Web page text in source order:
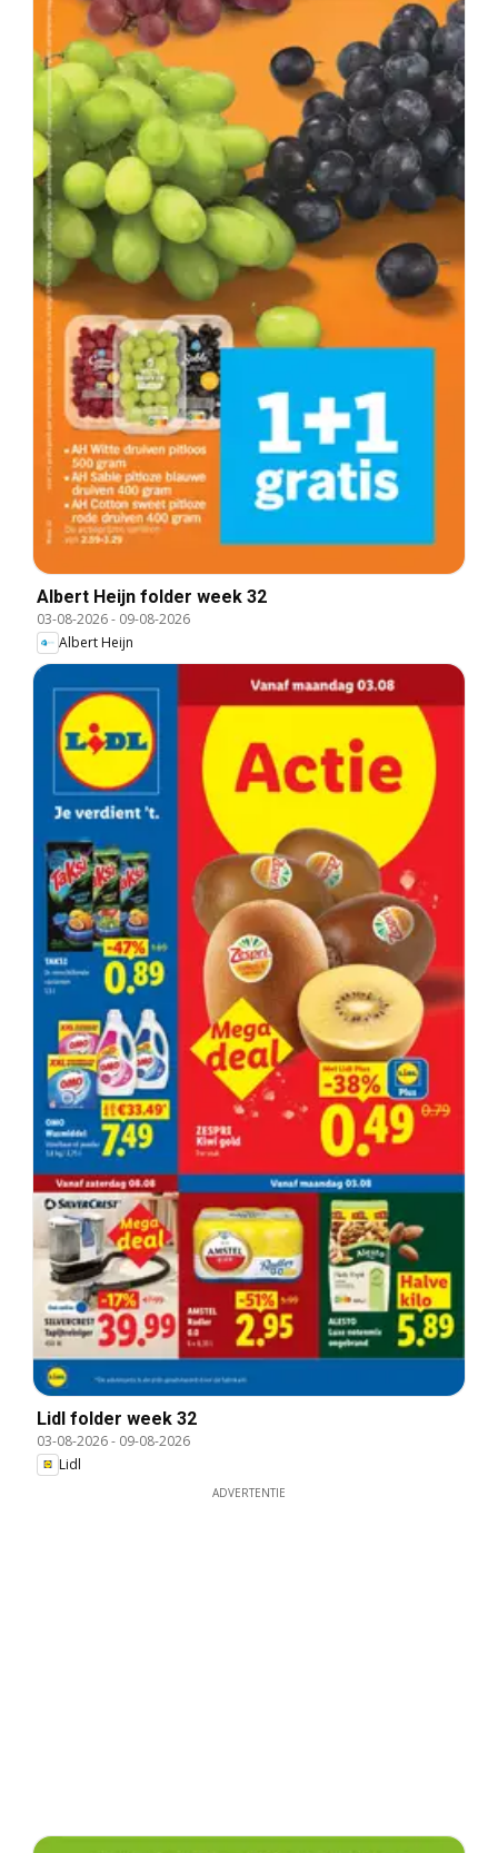
Albert Heijn folder week 32
03-08-2026- 09-08-2026
Albert Heijn
Lidl folder week 32
03-08-2026- 09-08-2026
Lidl
ADVERTENTIE